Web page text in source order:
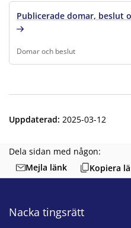
Publicerade domar, beslut
Domar och beslut
Finns under:Domar och beslut.
Uppdaterad: 2025-03-12
Dela sidan med någon:
Mejla länk
Kopiera
Nacka tingsrätt